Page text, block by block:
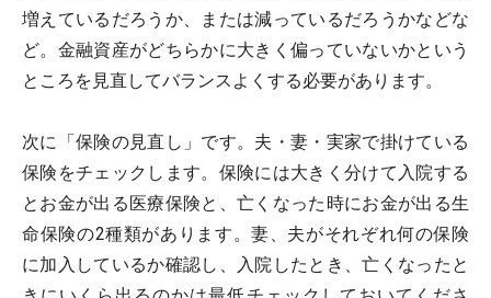
増えているだろうか、または減っているだろうかなどな
ど。金融資産がどちらかに大きく偏っていないかという
ところを見直してバランスよくする必要があります。
次に「保険の見直し」です。夫・妻・実家で掛けている
保険をチェックします。保険には大きく分けて入院する
とお金が出る医療保険と、亡くなった時にお金が出る生
命保険の2種類があります。妻、夫がそれぞれ何の保険
に加入しているか確認し、入院したとき、亡くなったと